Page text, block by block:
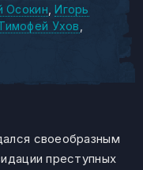
Осокин Игорь
Ухов
своеобразным
преступных